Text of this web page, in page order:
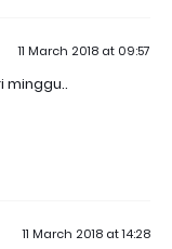
11 March 2018 at 09:57
11 March 2018 at 14:28